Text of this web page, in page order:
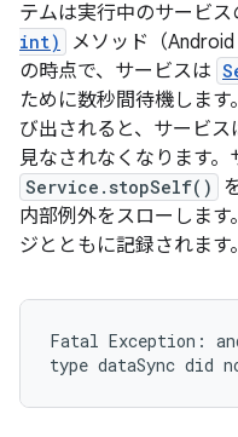
テムは実行中のサービス
int)
メソッド（
の時点で、サービスは
ために数秒間待機します。
び出されると、サービ
見なされなくなります。
Service.stopSelf()
内部例外をスローします
ジとともに記録されます。
Fatal Exception: